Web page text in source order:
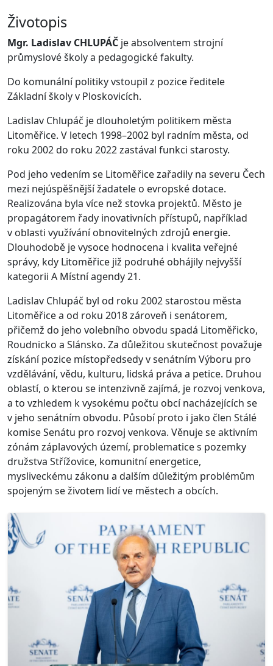
Životopis
Mgr. Ladislav CHLUPÁČ je absolventem strojní
průmyslové školy a pedagogické fakulty.
Do komunální politiky vstoupil z pozice ředitele
Základní školy v Ploskovicích.
Ladislav Chlupáč je dlouholetým politikem města
Litoměřice. V letech 1998–2002 byl radním města, od
roku 2002 do roku 2022 zastával funkci starosty.
Pod jeho vedením se Litoměřice zařadily na severu Čech
mezi nejúspěšnější žadatele o evropské dotace.
Realizována byla více než stovka projektů. Město je
propagátorem řady inovativních přístupů, například
v oblasti využívání obnovitelných zdrojů energie.
Dlouhodobě je vysoce hodnocena i kvalita veřejné
správy, kdy Litoměřice již podruhé obhájily nejvyšší
kategorii A Místní agendy 21.
Ladislav Chlupáč byl od roku 2002 starostou města
Litoměřice a od roku 2018 zároveň i senátorem,
přičemž do jeho volebního obvodu spadá Litoměřicko,
Roudnicko a Slánsko. Za důležitou skutečnost považuje
získání pozice místopředsedy v senátním Výboru pro
vzdělávání, vědu, kulturu, lidská práva a petice. Druhou
oblastí, o kterou se intenzivně zajímá, je rozvoj venkova,
a to vzhledem k vysokému počtu obcí nacházejících se
v jeho senátním obvodu. Působí proto i jako člen Stálé
komise Senátu pro rozvoj venkova. Věnuje se aktivním
zónám záplavových území, problematice s pozemky
družstva Střížovice, komunitní energetice,
mysliveckému zákonu a dalším důležitým problémům
spojeným se životem lidí ve městech a obcích.